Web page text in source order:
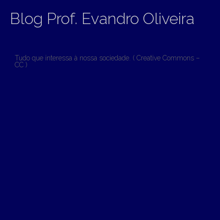
Blog Prof. Evandro Oliveira
Tudo que interessa à nossa sociedade. ( Creative Commons –
CC )